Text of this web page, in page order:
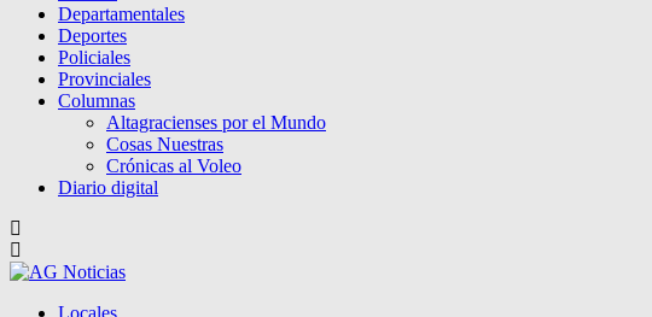
Departamentales
Deportes
Policiales
Provinciales
Columnas
Altagracienses por el Mundo
Cosas Nuestras
Crónicas al Voleo
Diario digital